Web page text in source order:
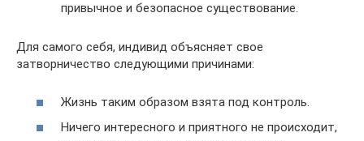
привычное и безопасное существование.
Для самого себя, индивид объясняет свое
затворничество следующими причинами:
Жизнь таким образом взята под контроль.
Ничего интересного и приятного не происходит,